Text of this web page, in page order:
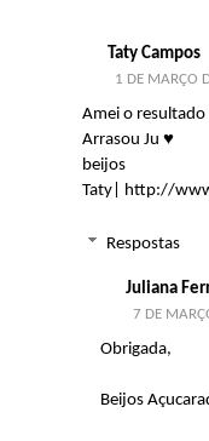
Taty Campos
1 DE MARÇO
Amei o resultado
Arrasou Ju ♥
beijos
Taty| http://
Respostas
Juliana
7 DE
Obrigada,
Beijos